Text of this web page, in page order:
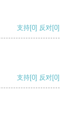
支持[0] 反对[0]
支持[0] 反对[0]